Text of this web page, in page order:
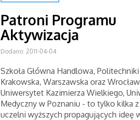
Patroni Programu
Aktywizacja
Dodano: 2011-04-04
Szkoła Główna Handlowa, Politechniki
Krakowska, Warszawska oraz
Uniwersytet Kazimierza Wielkiego,
Medyczny w Poznaniu - to tylko kilka
uczelni wyższych propagujących ideę